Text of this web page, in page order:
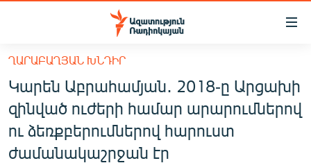
Մատչելիության
հիմնական
բովանդակությանը
Անցնել
հիմնական
մենյուին
Որոնում
ՀԱՅԱՍՏԱՆ
ՔԱՂԱՔԱԿԱՆ
ԸՆՏՐՈՒԹՅՈՒՆՆԵՐ 2026
ՂԱՐԱԲԱՂՅԱՆ ԽՆԴԻՐ
Կարեն Աբրահամյան․ 2018-ը Արցախի
զինված ուժերի համար արարումներով
ու ձեռքբերումներով հարուստ
ժամանակաշրջան էր